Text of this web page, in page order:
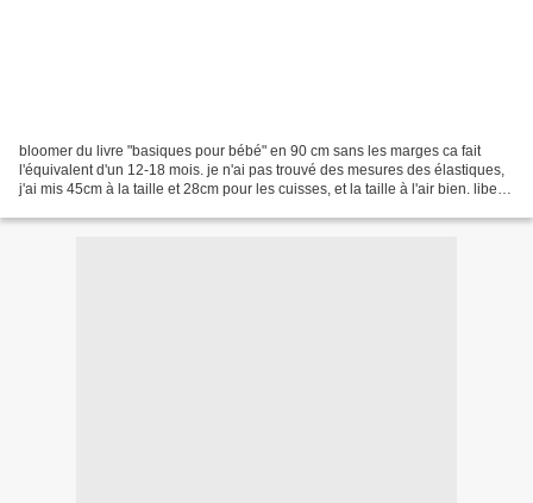
bloomer du livre "basiques pour bébé" en 90 cm sans les marges ca fait
l'équivalent d'un 12-18 mois. je n'ai pas trouvé des mesures des élastiques,
j'ai mis 45cm à la taille et 28cm pour les cuisses, et la taille à l'air bien. liberty